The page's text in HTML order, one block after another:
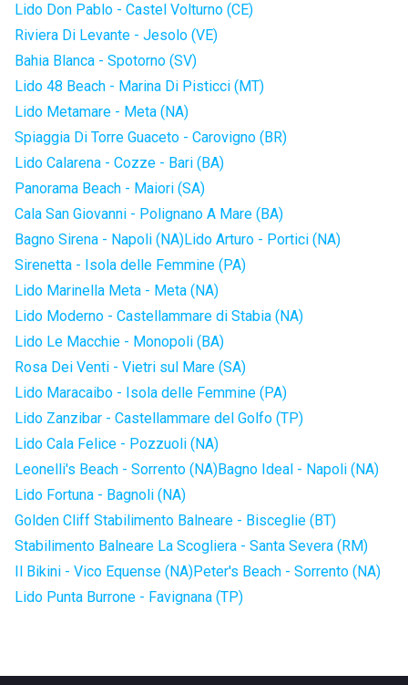
Lido Don Pablo - Castel Volturno (CE)
Riviera Di Levante - Jesolo (VE)
Bahia Blanca - Spotorno (SV)
Lido 48 Beach - Marina Di Pisticci (MT)
Lido Metamare - Meta (NA)
Spiaggia Di Torre Guaceto - Carovigno (BR)
Lido Calarena - Cozze - Bari (BA)
Panorama Beach - Maiori (SA)
Cala San Giovanni - Polignano A Mare (BA)
Bagno Sirena - Napoli (NA)Lido Arturo - Portici (NA)
Sirenetta - Isola delle Femmine (PA)
Lido Marinella Meta - Meta (NA)
Lido Moderno - Castellammare di Stabia (NA)
Lido Le Macchie - Monopoli (BA)
Rosa Dei Venti - Vietri sul Mare (SA)
Lido Maracaibo - Isola delle Femmine (PA)
Lido Zanzibar - Castellammare del Golfo (TP)
Lido Cala Felice - Pozzuoli (NA)
Leonelli's Beach - Sorrento (NA)Bagno Ideal - Napoli (NA)
Lido Fortuna - Bagnoli (NA)
Golden Cliff Stabilimento Balneare - Bisceglie (BT)
Stabilimento Balneare La Scogliera - Santa Severa (RM)
Il Bikini - Vico Equense (NA)Peter's Beach - Sorrento (NA)
Lido Punta Burrone - Favignana (TP)